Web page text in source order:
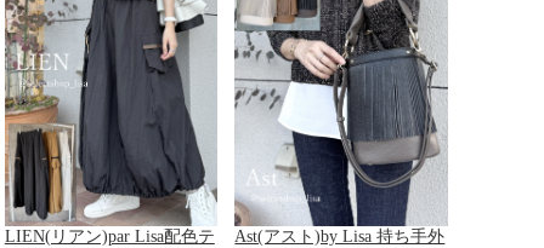
LIEN(リアン)par Lisa配色テ
Ast(アスト)by Lisa 持ち手外